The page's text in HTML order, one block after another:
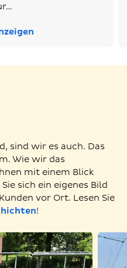
sind wir es auch. Das
Wie wir das
mit einem Blick
sich ein eigenes Bild
vor Ort. Lesen Sie
!